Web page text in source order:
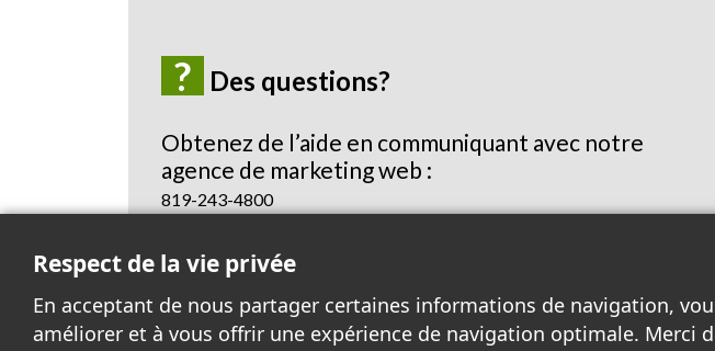
? Des questions?
Obtenez de l’aide en communiquant avec notre
agence de marketing web :
819-243-4800
Respect de la vie privée
En acceptant de nous partager certaines informations de navigation,
améliorer et à vous offrir une expérience de navigation optimale. Merci